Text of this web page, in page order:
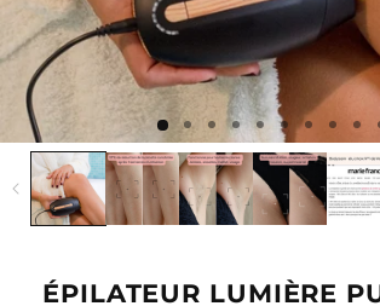
ÉPILATEUR LUMIÈRE